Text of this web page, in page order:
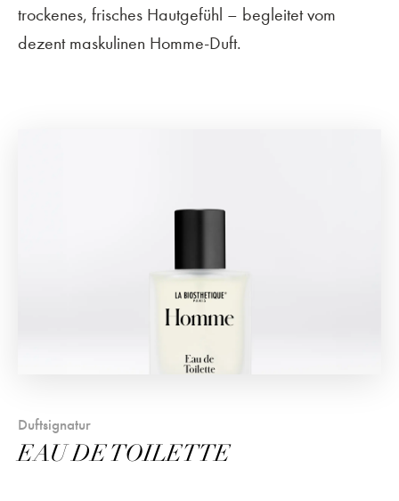
trockenes, frisches Hautgefühl – begleitet vom
dezent maskulinen Homme-Duft.
Duftsignatur
EAU DE TOILETTE